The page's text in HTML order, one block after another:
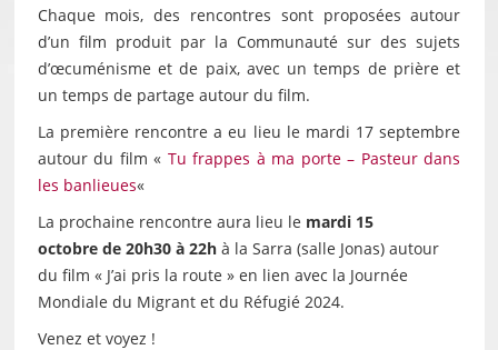
Chaque mois, des rencontres sont proposées autour
d’un film produit par la Communauté sur des sujets
d’œcuménisme et de paix, avec un temps de prière et
un temps de partage autour du film.
La première rencontre a eu lieu le mardi 17 septembre
autour du film « Tu frappes à ma porte – Pasteur dans
les banlieues«
La prochaine rencontre aura lieu le mardi 15
octobrede 20h30 à 22hà la Sarra (salle Jonas) autour
du film « J’ai pris la route » en lien avec la Journée
Mondiale du Migrant et du Réfugié 2024.
Venez et voyez !